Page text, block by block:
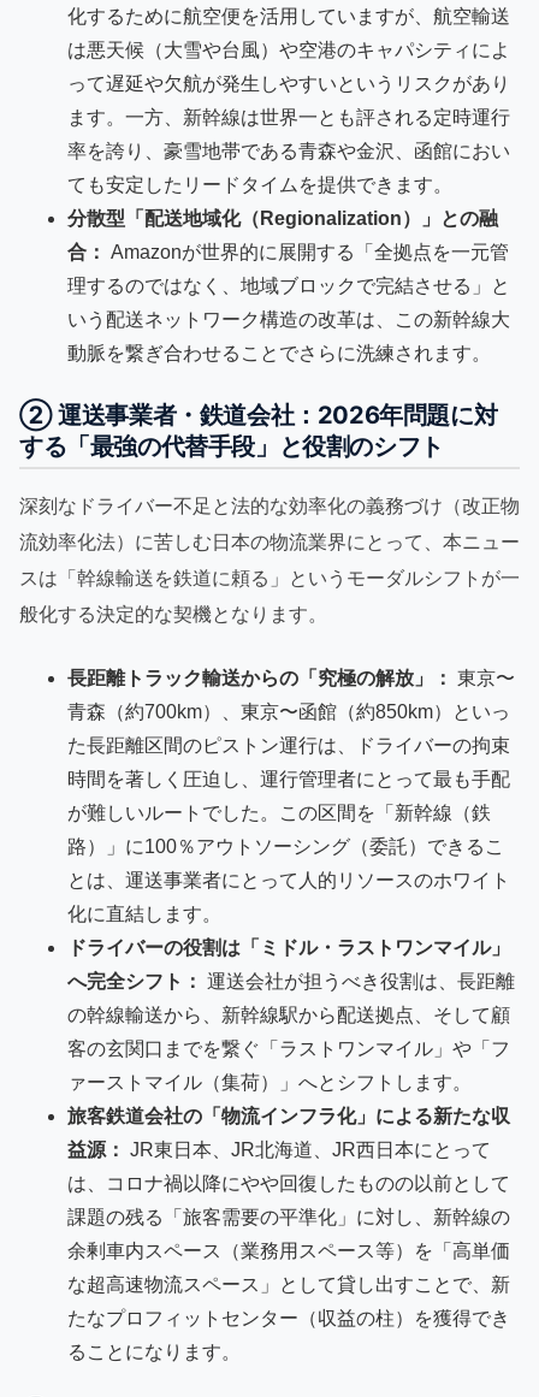
化するために航空便を活用していますが、航空輸送
は悪天候（大雪や台風）や空港のキャパシティによ
って遅延や欠航が発生しやすいというリスクがあり
ます。一方、新幹線は世界一とも評される定時運行
率を誇り、豪雪地帯である青森や金沢、函館におい
ても安定したリードタイムを提供できます。
分散型「配送地域化（Regionalization）」との融
合： Amazonが世界的に展開する「全拠点を一元管
理するのではなく、地域ブロックで完結させる」と
いう配送ネットワーク構造の改革は、この新幹線大
動脈を繋ぎ合わせることでさらに洗練されます。
② 運送事業者・鉄道会社：2026年問題に対
する「最強の代替手段」と役割のシフト
深刻なドライバー不足と法的な効率化の義務づけ（改正物
流効率化法）に苦しむ日本の物流業界にとって、本ニュー
スは「幹線輸送を鉄道に頼る」というモーダルシフトが一
般化する決定的な契機となります。
長距離トラック輸送からの「究極の解放」： 東京〜
青森（約700km）、東京〜函館（約850km）といっ
た長距離区間のピストン運行は、ドライバーの拘束
時間を著しく圧迫し、運行管理者にとって最も手配
が難しいルートでした。この区間を「新幹線（鉄
路）」に100％アウトソーシング（委託）できるこ
とは、運送事業者にとって人的リソースのホワイト
化に直結します。
ドライバーの役割は「ミドル・ラストワンマイル」
へ完全シフト： 運送会社が担うべき役割は、長距離
の幹線輸送から、新幹線駅から配送拠点、そして顧
客の玄関口までを繋ぐ「ラストワンマイル」や「フ
ァーストマイル（集荷）」へとシフトします。
旅客鉄道会社の「物流インフラ化」による新たな収
益源： JR東日本、JR北海道、JR西日本にとって
は、コロナ禍以降にやや回復したものの以前として
課題の残る「旅客需要の平準化」に対し、新幹線の
余剰車内スペース（業務用スペース等）を「高単価
な超高速物流スペース」として貸し出すことで、新
たなプロフィットセンター（収益の柱）を獲得でき
ることになります。